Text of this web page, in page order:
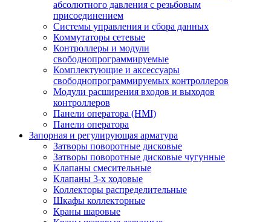
абсолютного давления с резьбовым
присоединением
Системы управления и сбора данных
Коммутаторы сетевые
Контроллеры и модули
свободнопрограммируемые
Комплектующие и аксессуары
свободнопрограммируемых контроллеров
Модули расширения входов и выходов
контроллеров
Панели оператора (HMI)
Панели оператора
Запорная и регулирующая арматура
Затворы поворотные дисковые
Затворы поворотные дисковые чугунные
Клапаны смесительные
Клапаны 3-х ходовые
Коллекторы распределительные
Шкафы коллекторные
Краны шаровые